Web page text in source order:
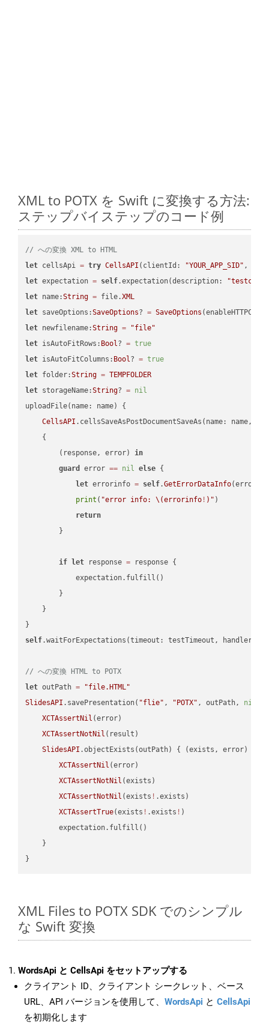
XML to POTX を Swift に変換する方法:
ステップバイステップのコード例
// への変換 XML to HTML
let cellsApi = try CellsAPI (clientId: "YOUR_APP_SID" ,
let expectation = self.expectation(description:
let name:String = file.XML
let saveOptions:SaveOptions? = SaveOptions
let newfilename:String =
"file"
let isAutoFitRows: Bool? = true
let isAutoFitColumns: Bool? = true
let folder:String = TEMPFOLDER
let storageName:String? = nil
uploadFile(name: name) {
CellsAPI .cellsSaveAsPostDocumentSaveAs(name:
    {
        (response, error)
in
guard
error == nil else {
let errorinfo = self.GetErrorDataInfo(error:
print ( "error info: \(errorinfo ! ) " )
return
        }
if let response = response {
            expectation.fulfill()
        }
    }
self.waitForExpectations(timeout: testTimeout, handler:
// への変換 HTML to POTX
let outPath =
"file.HTML"
SlidesAPI .savePresentation( "flie" , "POTX" , outPath, nil
XCTAssertNil (error)
XCTAssertNotNil (result)
SlidesAPI .objectExists(outPath) { (exists, error) ->
XCTAssertNil (error)
XCTAssertNotNil (exists)
XCTAssertNotNil (exists ! .exists)
XCTAssertTrue(exists ! .exists ! )
        expectation.fulfill()
    }
XML Files to POTX SDK でのシンプル
な Swift 変換
WordsApi と CellsApi をセットアップする
クライアント ID、クライアント シークレット、ベース
URL、API バージョンを使用して、 WordsApi と CellsApi
を初期化します